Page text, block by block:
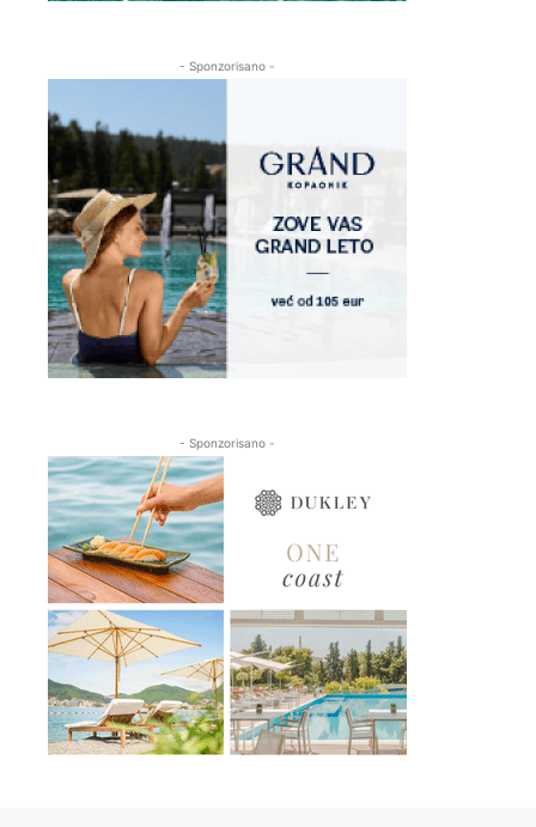
- Sponzorisano -
- Sponzorisano -